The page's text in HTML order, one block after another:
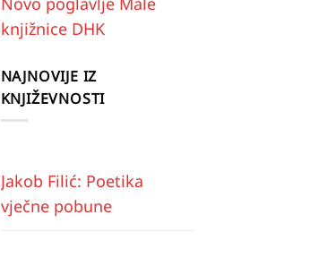
knjižnice DHK
NAJNOVIJE IZ
KNJIŽEVNOSTI
Jakob Filić: Poetika
vječne pobune